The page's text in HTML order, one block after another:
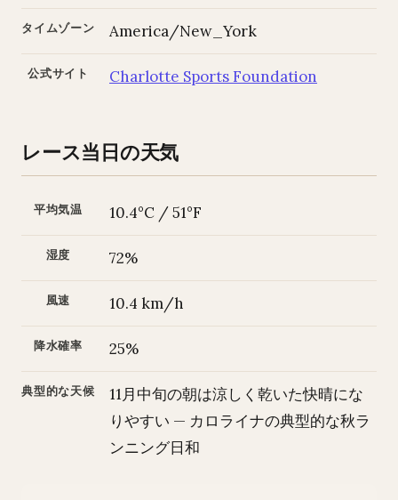
タイムゾーン America/New_York
公式サイト Charlotte Sports Foundation
レース当日の天気
平均気温 10.4°C / 51°F
湿度 72%
風速 10.4 km/h
降水確率 25%
典型的な天候
11月中旬の朝は涼しく乾いた快晴にな
りやすい — カロライナの典型的な秋ラ
ンニング日和